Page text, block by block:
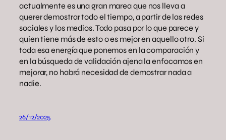
actualmente es una gran marea que nos lleva a
querer demostrar todo el tiempo, a partir de las redes
sociales y los medios. Todo pasa por lo que parece y
quien tiene más de esto o es mejor en aquello otro. Si
toda esa energía que ponemos en la comparación y
en la búsqueda de validación ajena la enfocamos en
mejorar, no habrá necesidad de demostrar nada a
nadie.
26/12/2025